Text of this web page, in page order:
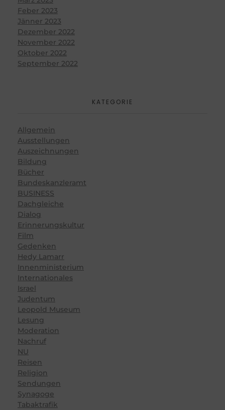
Feber 2023
Jänner 2023
Dezember 2022
November 2022
Oktober 2022
September 2022
KATEGORIE
Allgemein
Ausstellungen
Auszeichnungen
Bildung
Bücher
Bundeskanzleramt
BUSINESS
Dachgleiche
Dialog
Erinnerungskultur
Film
Gedenken
Hedy Lamarr
Innenministerium
Internationales
Israel
Judentum
Leopold Museum
Lesung
Moderation
Nachruf
NU
Reisen
Religion
Sendungen
Synagoge
Tabaktrafik